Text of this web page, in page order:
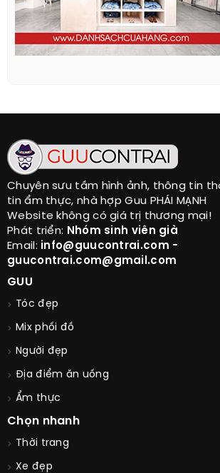
Chuyên sưu tầm hình ảnh, thông tin
tin ẩm thực, nhà hợp Guu PHÁI MẠNH
Website không có giá trị thương mại!
Phát triển: Nhóm sinh viên già
Email: info@guucontrai.com -
guucontrai.com@gmail.com
GUU
Tóc đẹp
Mix phối đồ
Người đẹp
Địa điểm ăn uống
Ẩm thực
Chọn nhanh
Thời trang
Xe đẹp